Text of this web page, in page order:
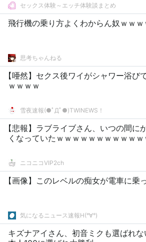
セックス体験～エッチ体験談まとめ
飛行機の乗り方よくわからん奴ｗｗｗ
思考ちゃんねる
【唖然】セクス後ワイがシャワー浴び
ｗｗｗｗ
雪夜速報(●ﾟДﾟ●)TWINEWS！
【悲報】ラブライブさん、いつの間に
くなっていたｗｗｗｗｗｗｗｗｗｗｗ
ニコニコVIP2ch
【画像】このレベルの痴女が電車に乗
気になるニュース速報H(°∀°)
キズナアイさん、初音ミクも選ばれ